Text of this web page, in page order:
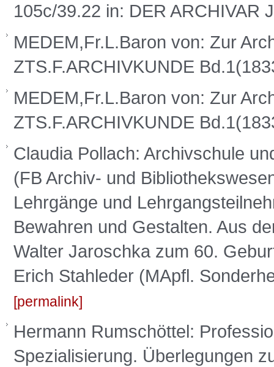
105c/39.22 in: DER ARCHIVAR
MEDEM,Fr.L.Baron von: Zur
ZTS.F.ARCHIVKUNDE
MEDEM,Fr.L.Baron von: Zur
ZTS.F.ARCHIVKUNDE
Claudia Pollach: Archivschule
(FB Archiv- und
Lehrgänge und
Bewahren und Gestalten. Aus
Walter Jaroschka zum 60.
Erich Stahleder (MApfl.
permalink
Hermann Rumschöttel:
Spezialisierung. Überlegungen